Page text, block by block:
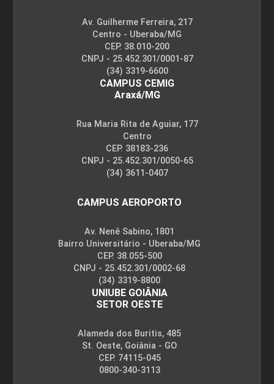
Av. Guilherme Ferreira, 217
Centro - Uberaba/MG
CEP. 38.010-200
CNPJ - 25.452.301/0001-87
(34) 3319-6600
CAMPUS CEMIG
Araxá/MG
Rua Maria Rita de Aguiar, 177
Centro
CEP. 38183-236
CNPJ - 25.452.301/0050-65
(34) 3611-0407
CAMPUS AEROPORTO
Av. Nenê Sabino, 1801
Bairro Universitário - Uberaba/MG
CEP. 38.055-500
CNPJ - 25.452.301/0002-68
(34) 3319-8800
UNIUBE GOIÂNIA
SETOR OESTE
Alameda dos Buritis, 485
St. Oeste, Goiânia - GO
CEP. 74115-045
0800-340-3113